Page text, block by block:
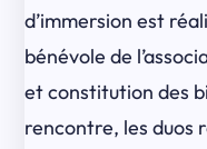
d’immersion est
bénévole de
et constitution des
rencontre, les duos